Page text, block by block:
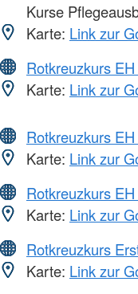
Kurse
Karte: Link zur
Rotkreuzkurs
Karte: Link zur
Rotkreuzkurs
Karte: Link zur
Rotkreuzkurs
Karte: Link zur
Rotkreuzkurs
Karte: Link zur